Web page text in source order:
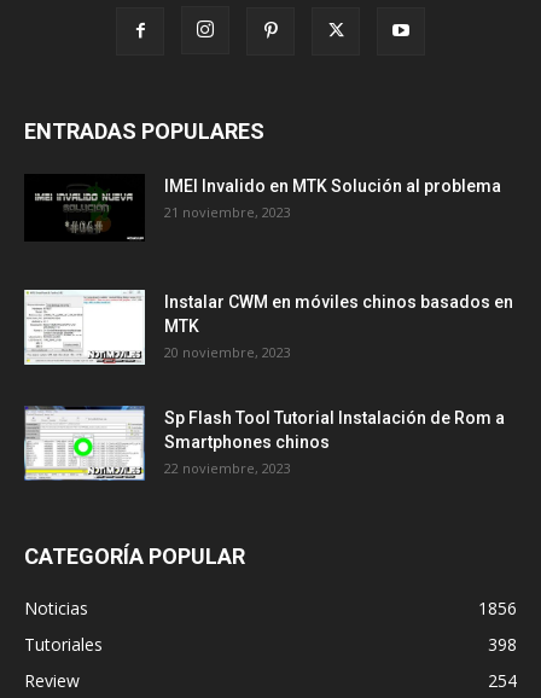
ENTRADAS POPULARES
IMEI Invalido en MTK Solución al problema
21 noviembre, 2023
Instalar CWM en móviles chinos basados en
MTK
20 noviembre, 2023
Sp Flash Tool Tutorial Instalación de Rom a
Smartphones chinos
22 noviembre, 2023
CATEGORÍA POPULAR
Noticias
1856
Tutoriales
398
Review
254